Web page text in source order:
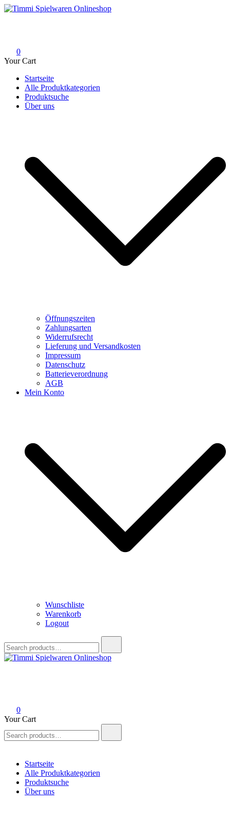
Skip
0
Your Cart
Startseite
Alle Produktkategorien
Produktsuche
Über uns
Öffnungszeiten
Zahlungsarten
Widerrufsrecht
Lieferung und Versandkosten
Impressum
Datenschutz
Batterieverordnung
AGB
Mein Konto
Wunschliste
Warenkorb
Logout
for:
0
Your Cart
for:
Startseite
Alle Produktkategorien
Produktsuche
Über uns